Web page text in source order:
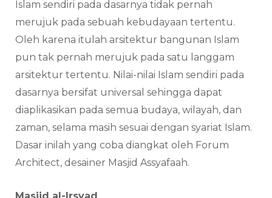
Islam sendiri pada dasarnya tidak pernah
merujuk pada sebuah kebudayaan tertentu.
Oleh karena itulah arsitektur bangunan Islam
pun tak pernah merujuk pada satu langgam
arsitektur tertentu. Nilai-nilai Islam sendiri pada
dasarnya bersifat universal sehingga dapat
diaplikasikan pada semua budaya, wilayah, dan
zaman, selama masih sesuai dengan syariat Islam.
Dasar inilah yang coba diangkat oleh Forum
Architect, desainer Masjid Assyafaah.